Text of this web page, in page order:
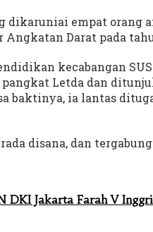
dikaruniai empat
Darat pada
kecabangan
Letda dan
baktinya, ia lantas
disana, dan
DKI Jakarta Farah V